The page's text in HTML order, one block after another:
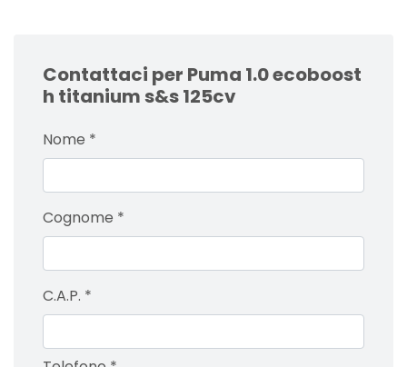
Contattaci per Puma 1.0 ecoboost
h titanium s&s 125cv
Nome *
Cognome *
C.A.P. *